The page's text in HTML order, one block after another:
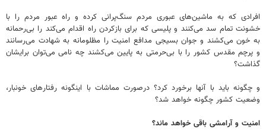
افرادی که به ماشین‌های عبوری مردم سنگ‌پرانی کرده و راه عبور مردم را با
خشونت تمام سد می‌کنند و پلیسی که برای بازکردن راه اقدام می‌کند را بی‌رحمانه
به خون می‌کشند و جوان بسیجی مدافع امنیت را مظلومانه به شهادت می‌رسانند
و پرچم مقدس کشور را با بی‌حرمتی به پایین می‌کشند چه نامی می‌توان برایشان
گذاشت؟
و چگونه باید با آنها برخورد کرد؟ درصورت مماشات با اینگونه رفتارهای خونبار،
وضعیت کشور چگونه خواهد شد؟
امنیت و آرامشی باقی خواهد ماند؟